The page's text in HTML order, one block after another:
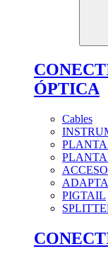
ÓPTICA
Cables
PIGTAIL